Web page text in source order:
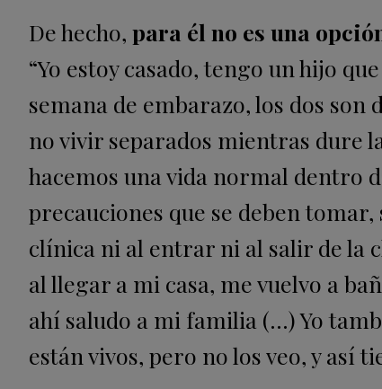
De hecho, para él no es una
“Yo estoy casado, tengo un hijo
semana de embarazo, los dos
no vivir separados mientras dure
hacemos una vida normal dentro
precauciones que se deben
clínica ni al entrar ni al salir de la
al llegar a mi casa, me vuelvo a
ahí saludo a mi familia (…) Yo
están vivos, pero no los veo, y así